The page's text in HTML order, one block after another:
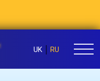
UK RU